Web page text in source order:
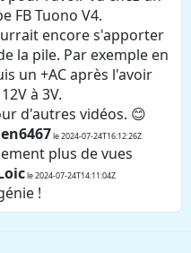
FB Tuono V4.
encore s'apporter
la pile. Par exemple en
un +AC après l'avoir
à 3V.
d'autres vidéos. 😊
le 2024-07-24T16:12:26Z
plus de vues
le 2024-07-24T14:11:04Z
!